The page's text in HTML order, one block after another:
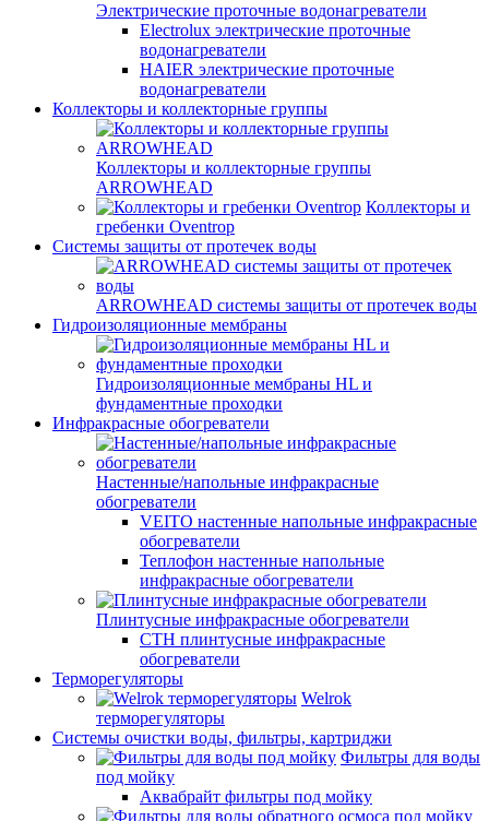
Электрические проточные водонагреватели
Electrolux электрические проточные
водонагреватели
HAIER электрические проточные
водонагреватели
Коллекторы и коллекторные группы
Коллекторы и коллекторные группы
ARROWHEAD
Коллекторы и
гребенки Oventrop
Системы защиты от протечек воды
ARROWHEAD системы защиты от протечек воды
Гидроизоляционные мембраны
Гидроизоляционные мембраны HL и
фундаментные проходки
Инфракрасные обогреватели
Настенные/напольные инфракрасные
обогреватели
VEITO настенные напольные инфракрасные
обогреватели
Теплофон настенные напольные
инфракрасные обогреватели
Плинтусные инфракрасные обогреватели
СТН плинтусные инфракрасные
обогреватели
Терморегуляторы
Welrok
терморегуляторы
Системы очистки воды, фильтры, картриджи
Фильтры для воды
под мойку
Аквабрайт фильтры под мойку